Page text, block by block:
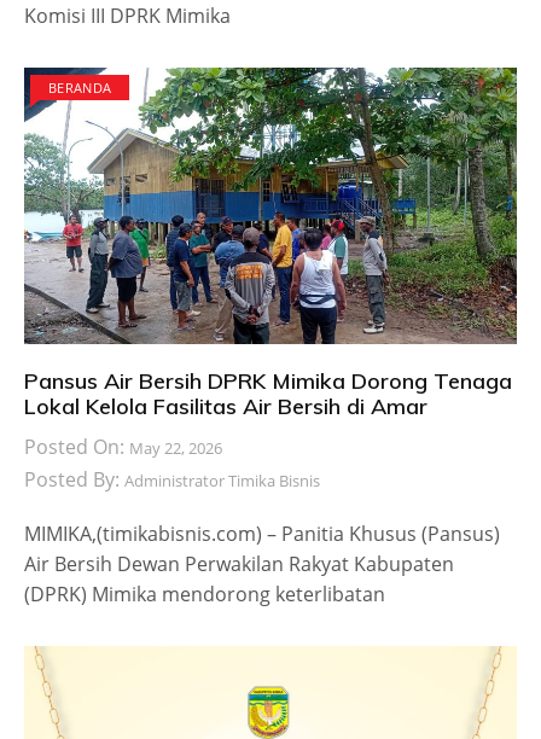
Komisi III DPRK Mimika
BERANDA
Pansus Air Bersih DPRK Mimika Dorong Tenaga
Lokal Kelola Fasilitas Air Bersih di Amar
Posted On: May 22, 2026
Posted By: Administrator Timika Bisnis
MIMIKA,(timikabisnis.com) – Panitia Khusus (Pansus)
Air Bersih Dewan Perwakilan Rakyat Kabupaten
(DPRK) Mimika mendorong keterlibatan